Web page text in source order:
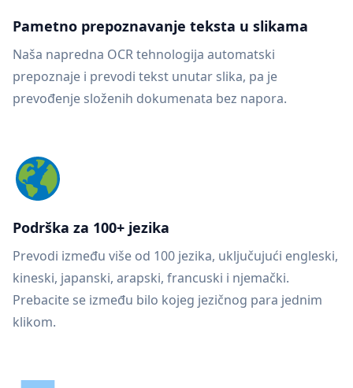
Pametno prepoznavanje teksta u slikama
Naša napredna OCR tehnologija automatski
prepoznaje i prevodi tekst unutar slika, pa je
prevođenje složenih dokumenata bez napora.
Podrška za 100+ jezika
Prevodi između više od 100 jezika, uključujući engleski,
kineski, japanski, arapski, francuski i njemački.
Prebacite se između bilo kojeg jezičnog para jednim
klikom.